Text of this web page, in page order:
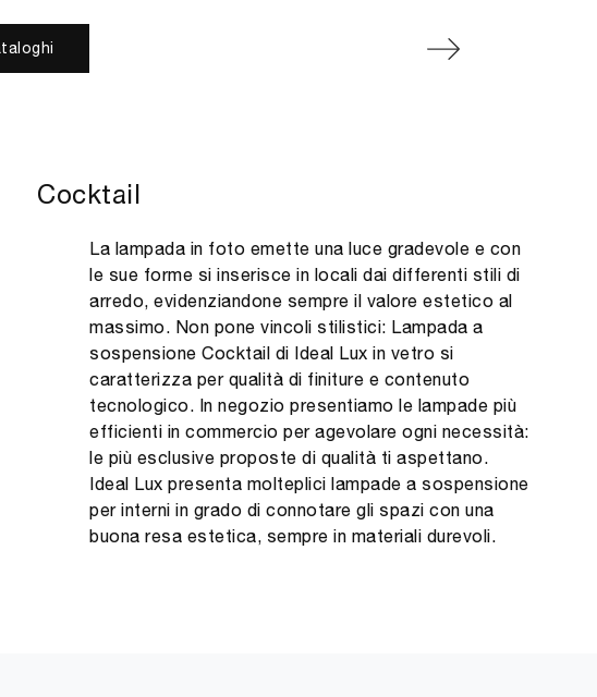
Cocktail
La lampada in foto emette una luce gradevole e con
le sue forme si inserisce in locali dai differenti stili di
arredo, evidenziandone sempre il valore estetico al
massimo. Non pone vincoli stilistici: Lampada a
sospensione Cocktail di Ideal Lux in vetro si
caratterizza per qualità di finiture e contenuto
tecnologico. In negozio presentiamo le lampade più
efficienti in commercio per agevolare ogni necessità:
le più esclusive proposte di qualità ti aspettano.
Ideal Lux presenta molteplici lampade a sospensione
per interni in grado di connotare gli spazi con una
buona resa estetica, sempre in materiali durevoli.